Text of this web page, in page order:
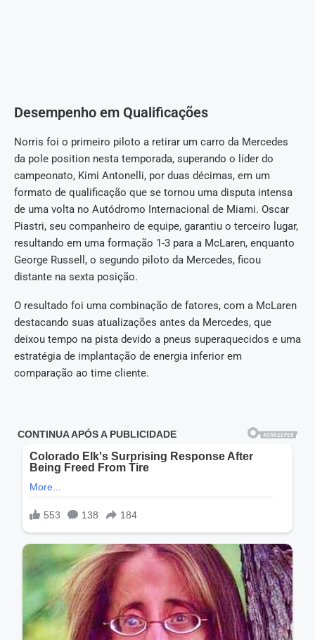
Desempenho em Qualificações
Norris foi o primeiro piloto a retirar um carro da Mercedes
da pole position nesta temporada, superando o líder do
campeonato, Kimi Antonelli, por duas décimas, em um
formato de qualificação que se tornou uma disputa intensa
de uma volta no Autódromo Internacional de Miami. Oscar
Piastri, seu companheiro de equipe, garantiu o terceiro lugar,
resultando em uma formação 1-3 para a McLaren, enquanto
George Russell, o segundo piloto da Mercedes, ficou
distante na sexta posição.
O resultado foi uma combinação de fatores, com a McLaren
destacando suas atualizações antes da Mercedes, que
deixou tempo na pista devido a pneus superaquecidos e uma
estratégia de implantação de energia inferior em
comparação ao time cliente.